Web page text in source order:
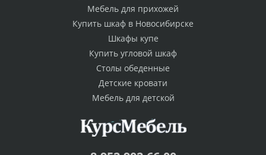
Мебель для прихожей
Купить шкаф в Новосибирске
Шкафы купе
Купить угловой шкаф
Столы обеденные
Детские кровати
Мебель для детской